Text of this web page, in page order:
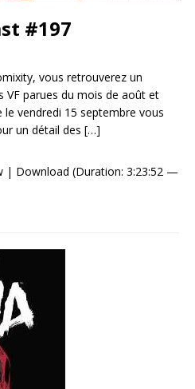
#197
vous retrouverez un
VF parues du mois de août et
vendredi 15 septembre vous
un détail des […]
| Download (Duration: 3:23:52 —